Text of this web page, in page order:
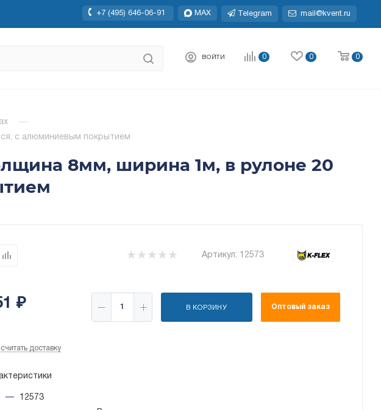
+7 (495) 646-06-91 MAX Telegram mail@kvent.ru
ВОЙТИ 0 0 0
—
с алюминиевым покрытием
8мм, ширина 1м, в рулоне 20
Артикул: 12573
₽ В КОРЗИНУ Оптовый заказ
доставку
—
12573